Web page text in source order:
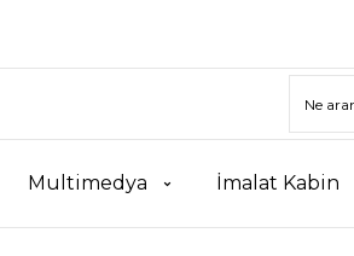
Multimedya İmalat Kabin